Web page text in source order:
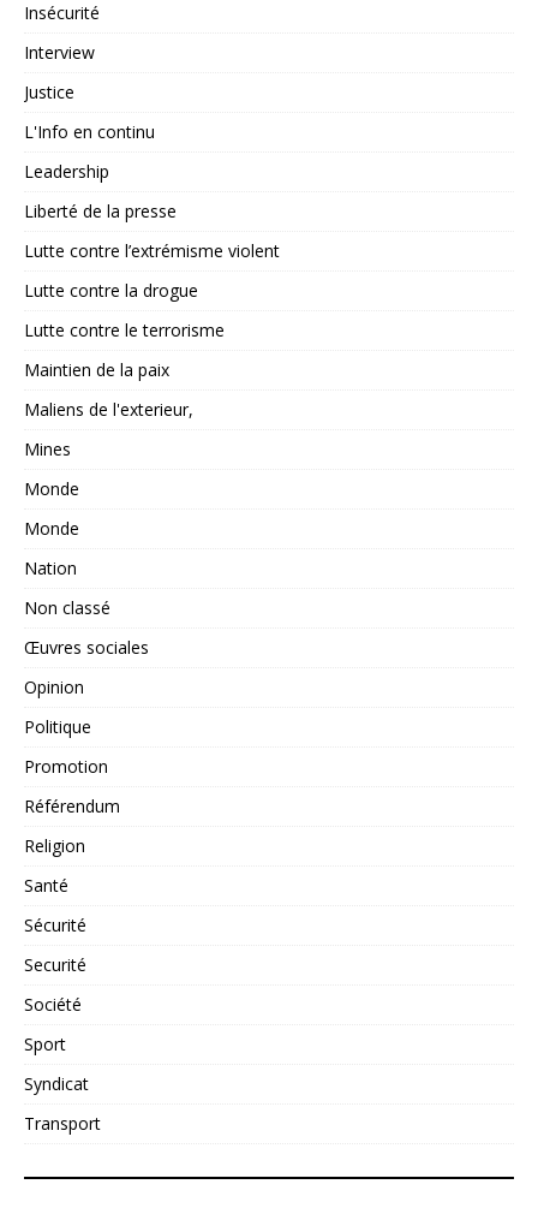
Insécurité
Interview
Justice
L'Info en continu
Leadership
Liberté de la presse
Lutte contre l’extrémisme violent
Lutte contre la drogue
Lutte contre le terrorisme
Maintien de la paix
Maliens de l'exterieur,
Mines
Monde
Monde
Nation
Non classé
Œuvres sociales
Opinion
Politique
Promotion
Référendum
Religion
Santé
Sécurité
Securité
Société
Sport
Syndicat
Transport